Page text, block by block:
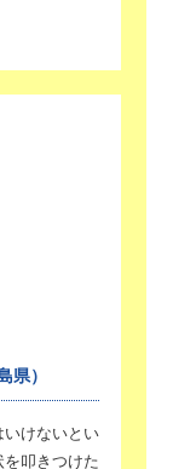
県）
いけないとい
叩きつけた